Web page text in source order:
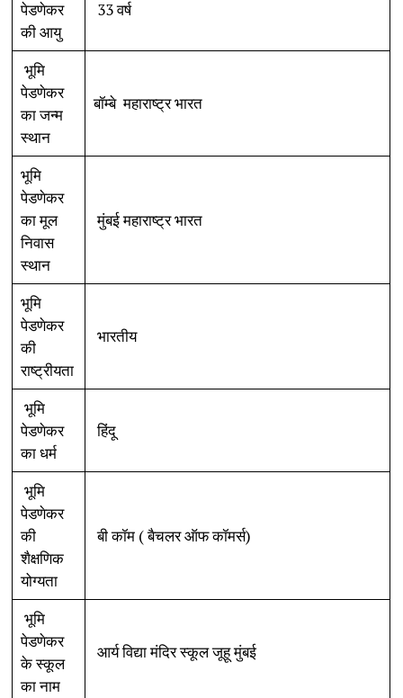
पेडणेकर
की आयु
33 वर्ष
भूमि
पेडणेकर
का जन्म
स्थान
बॉम्बे महाराष्ट्र भारत
भूमि
पेडणेकर
का मूल
निवास
स्थान
मुंबई महाराष्ट्र भारत
भूमि
पेडणेकर
की
राष्ट्रीयता
भारतीय
भूमि
पेडणेकर
का धर्म
हिंदू
भूमि
पेडणेकर
की
शैक्षणिक
योग्यता
बी कॉम ( बैचलर ऑफ कॉमर्स)
भूमि
पेडणेकर
के स्कूल
का नाम
आर्य विद्या मंदिर स्कूल जूहू मुंबई